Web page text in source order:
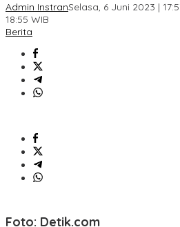
Admin InstranSelasa, 6 Juni 2023 |
18:55 WIB
Berita
Foto: Detik.com